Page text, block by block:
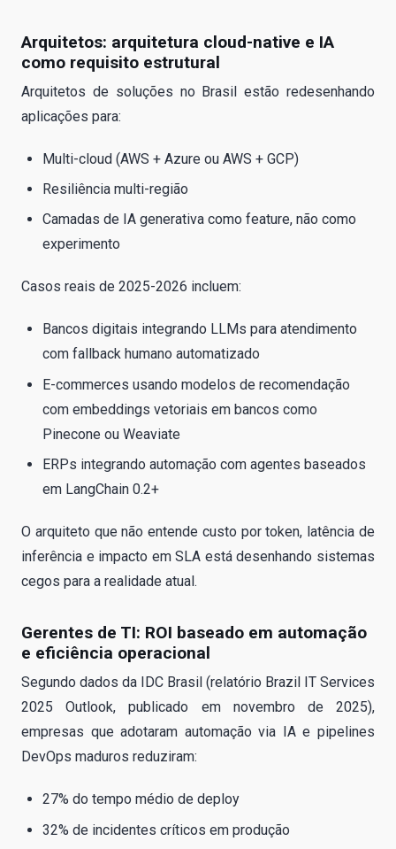
Arquitetos: arquitetura cloud-native e IA
como requisito estrutural
Arquitetos de soluções no Brasil estão redesenhando
aplicações para:
Multi-cloud (AWS + Azure ou AWS + GCP)
Resiliência multi-região
Camadas de IA generativa como feature, não como
experimento
Casos reais de 2025-2026 incluem:
Bancos digitais integrando LLMs para atendimento
com fallback humano automatizado
E-commerces usando modelos de recomendação
com embeddings vetoriais em bancos como
Pinecone ou Weaviate
ERPs integrando automação com agentes baseados
em LangChain 0.2+
O arquiteto que não entende custo por token, latência de
inferência e impacto em SLA está desenhando sistemas
cegos para a realidade atual.
Gerentes de TI: ROI baseado em automação
e eficiência operacional
Segundo dados da IDC Brasil (relatório Brazil IT Services
2025 Outlook, publicado em novembro de 2025),
empresas que adotaram automação via IA e pipelines
DevOps maduros reduziram:
27% do tempo médio de deploy
32% de incidentes críticos em produção